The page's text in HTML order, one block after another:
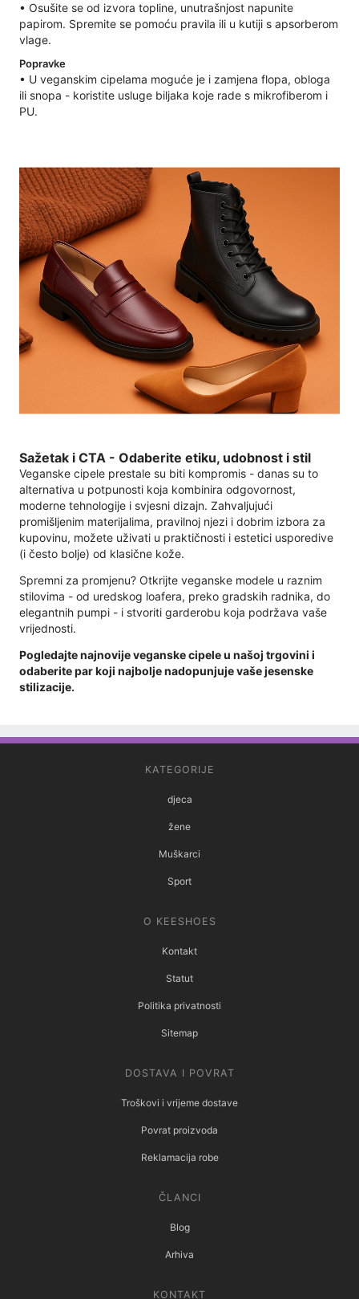
• Osušite se od izvora topline, unutrašnjost napunite
papirom. Spremite se pomoću pravila ili u kutiji s apsorberom
vlage.
Popravke
• U veganskim cipelama moguće je i zamjena flopa, obloga
ili snopa - koristite usluge biljaka koje rade s mikrofiberom i
PU.
Sažetak i CTA - Odaberite etiku, udobnost i stil
Veganske cipele prestale su biti kompromis - danas su to
alternativa u potpunosti koja kombinira odgovornost,
moderne tehnologije i svjesni dizajn. Zahvaljujući
promišljenim materijalima, pravilnoj njezi i dobrim izbora za
kupovinu, možete uživati ​​u praktičnosti i estetici usporedive
(i često bolje) od klasične kože.
Spremni za promjenu? Otkrijte veganske modele u raznim
stilovima - od uredskog loafera, preko gradskih radnika, do
elegantnih pumpi - i stvoriti garderobu koja podržava vaše
vrijednosti.
Pogledajte najnovije veganske cipele u našoj trgovini i
odaberite par koji najbolje nadopunjuje vaše jesenske
stilizacije.
KATEGORIJE
djeca
žene
Muškarci
Sport
O KEESHOES
Kontakt
Statut
Politika privatnosti
Sitemap
DOSTAVA I POVRAT
Troškovi i vrijeme dostave
Povrat proizvoda
Reklamacija robe
ČLANCI
Blog
Arhiva
KONTAKT